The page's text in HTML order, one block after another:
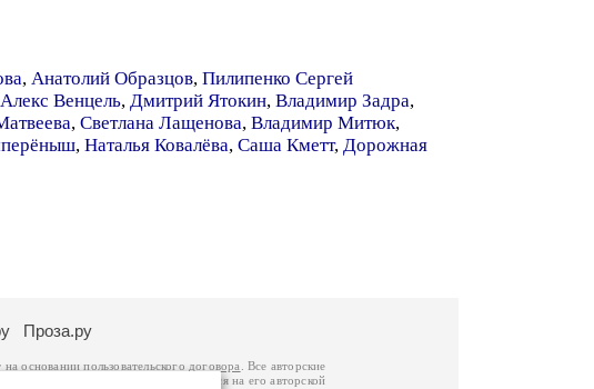
, Анатолий Образцов, Пилипенко Сергей
Алекс Венцель, Дмитрий Ятокин, Владимир Задра,
, Светлана Лащенова, Владимир Митюк,
, Наталья Ковалёва, Саша Кметт, Дорожная
Проза.ру
на основаниипользовательского договора
. Все авторские
к которому вы можете обратиться на его авторской